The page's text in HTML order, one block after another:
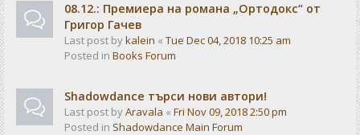
08.12.: Премиера на романа „Ортодокс“ от
Григор Гачев
Last post bykalein « Tue Dec 04, 2018 10:25 am
Posted in Books Forum
Shadowdance търси нови автори!
Last post byAravala « Fri Nov 09, 2018 2:50 pm
Posted in Shadowdance Main Forum